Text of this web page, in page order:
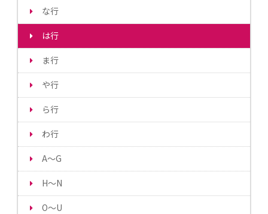
な行
は行
ま行
や行
ら行
わ行
A～G
H～N
O～U